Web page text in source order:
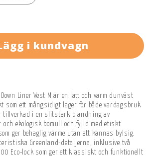
i kundvagn
Liner Vest M är en lätt och varm dunväst
som ett mångsidigt lager för både vardagsbruk
tillverkad i en slitstark blandning av
och ekologisk bomull och fylld med etiskt
ger behaglig värme utan att kännas bylsig.
Greenland-detaljerna, inklusive två
Eco-lock som ger ett klassiskt och funktionellt